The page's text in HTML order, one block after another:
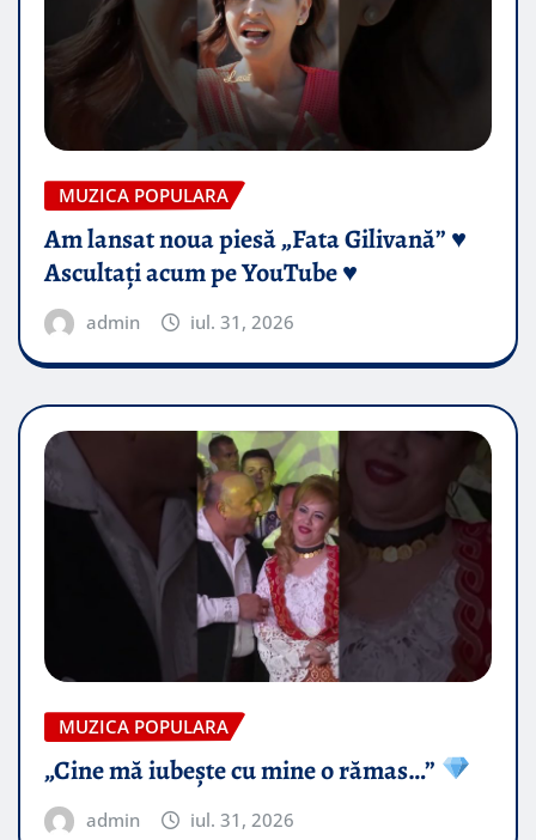
MUZICA POPULARA
Am lansat noua piesă „Fata Gilivană” ♥️
Ascultați acum pe YouTube ♥️
admin iul. 31, 2026
MUZICA POPULARA
„Cine mă iubește cu mine o rămas…”
admin iul. 31, 2026